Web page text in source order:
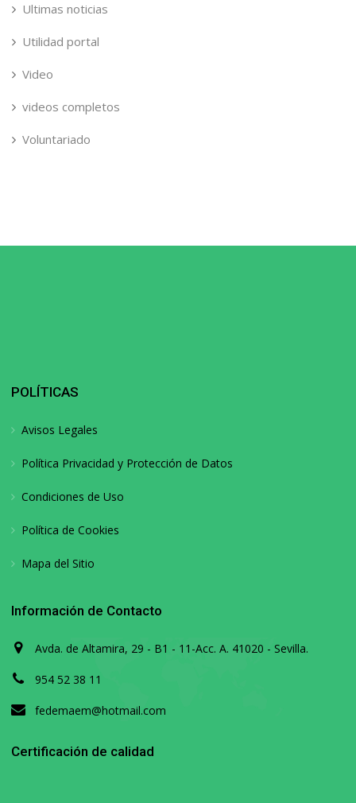
Ultimas noticias
Utilidad portal
Video
videos completos
Voluntariado
POLÍTICAS
Avisos Legales
Política Privacidad y Protección de Datos
Condiciones de Uso
Política de Cookies
Mapa del Sitio
Información de Contacto
Avda. de Altamira, 29 - B1 - 11-Acc. A. 41020 - Sevilla.
954 52 38 11
fedemaem@hotmail.com
Certificación de calidad